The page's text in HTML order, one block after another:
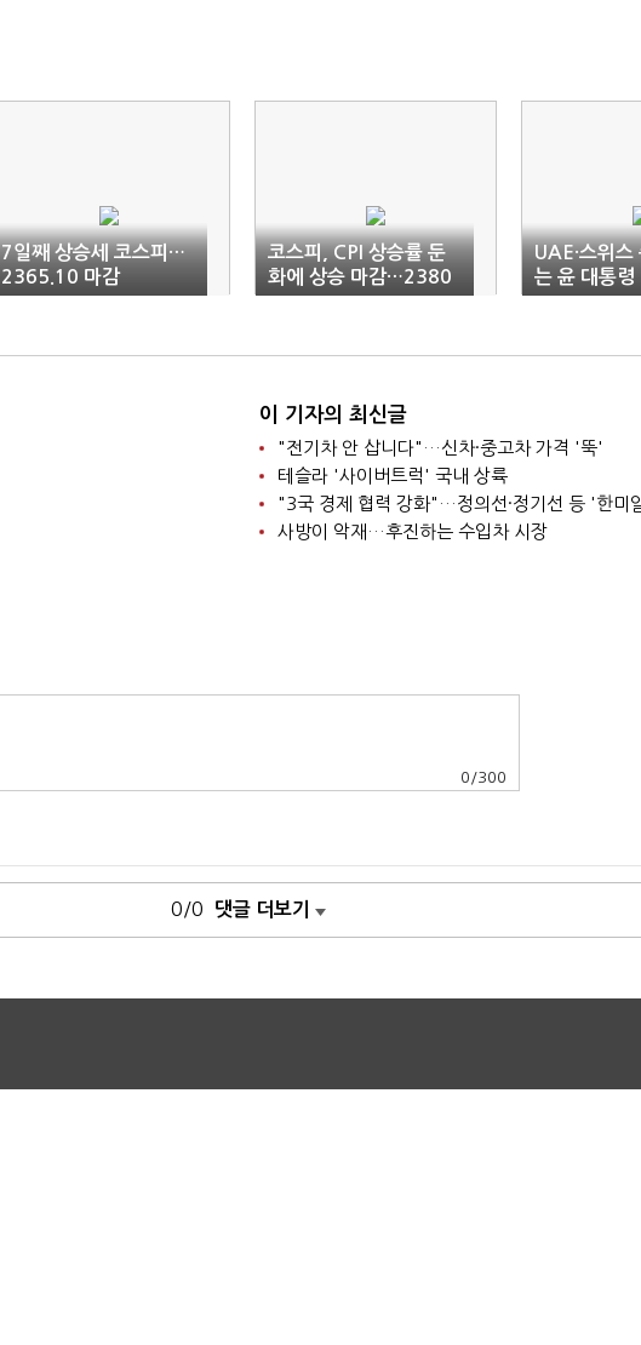
7일째 상승세 코스피…
2365.10 마감
코스피, CPI 상승률 둔
화에 상승 마감…2380
선
UAE·스위스
는 윤 대통령
정, 경제에
이 기자의 최신글
"전기차 안 삽니다"…신차·중고차 가격 '뚝'
테슬라 '사이버트럭' 국내 상륙
"3국 경제 협력 강화"…정의선·정기선 등 '한미
사방이 악재…후진하는 수입차 시장
0 /300
0/0 댓글 더보기